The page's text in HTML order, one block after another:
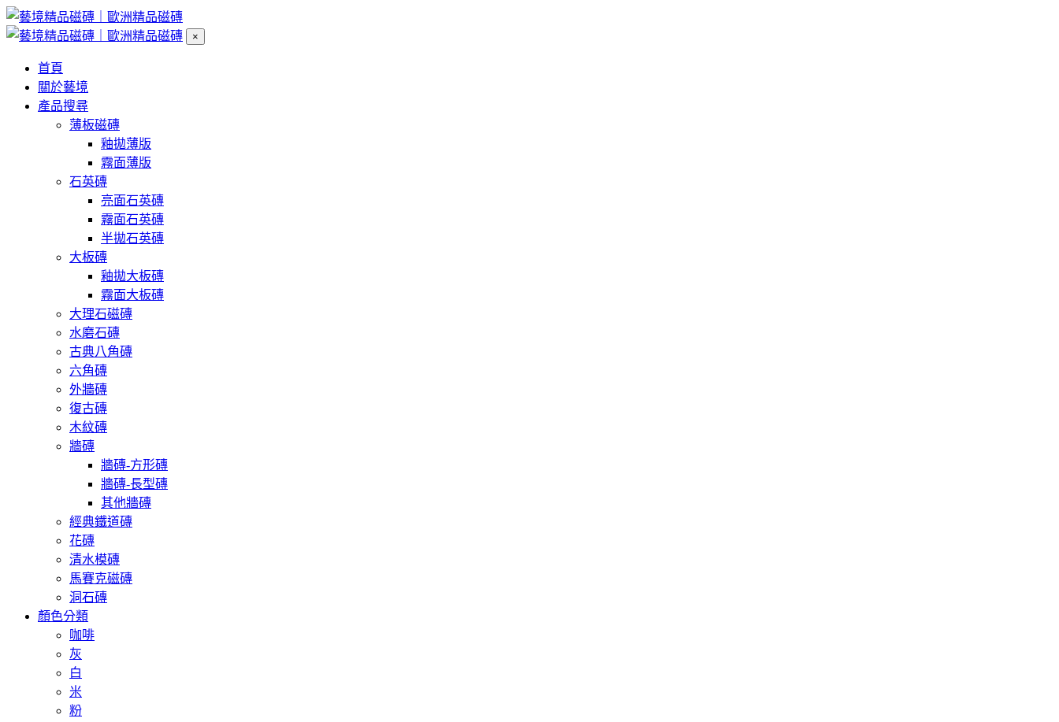
×
首頁
關於藝境
產品搜尋
薄板磁磚
釉拋薄版
霧面薄版
石英磚
亮面石英磚
霧面石英磚
半拋石英磚
大板磚
釉拋大板磚
霧面大板磚
大理石磁磚
水磨石磚
古典八角磚
六角磚
外牆磚
復古磚
木紋磚
牆磚
牆磚-方形磚
牆磚-長型磚
其他牆磚
經典鐵道磚
花磚
清水模磚
馬賽克磁磚
洞石磚
顏色分類
咖啡
灰
白
米
粉